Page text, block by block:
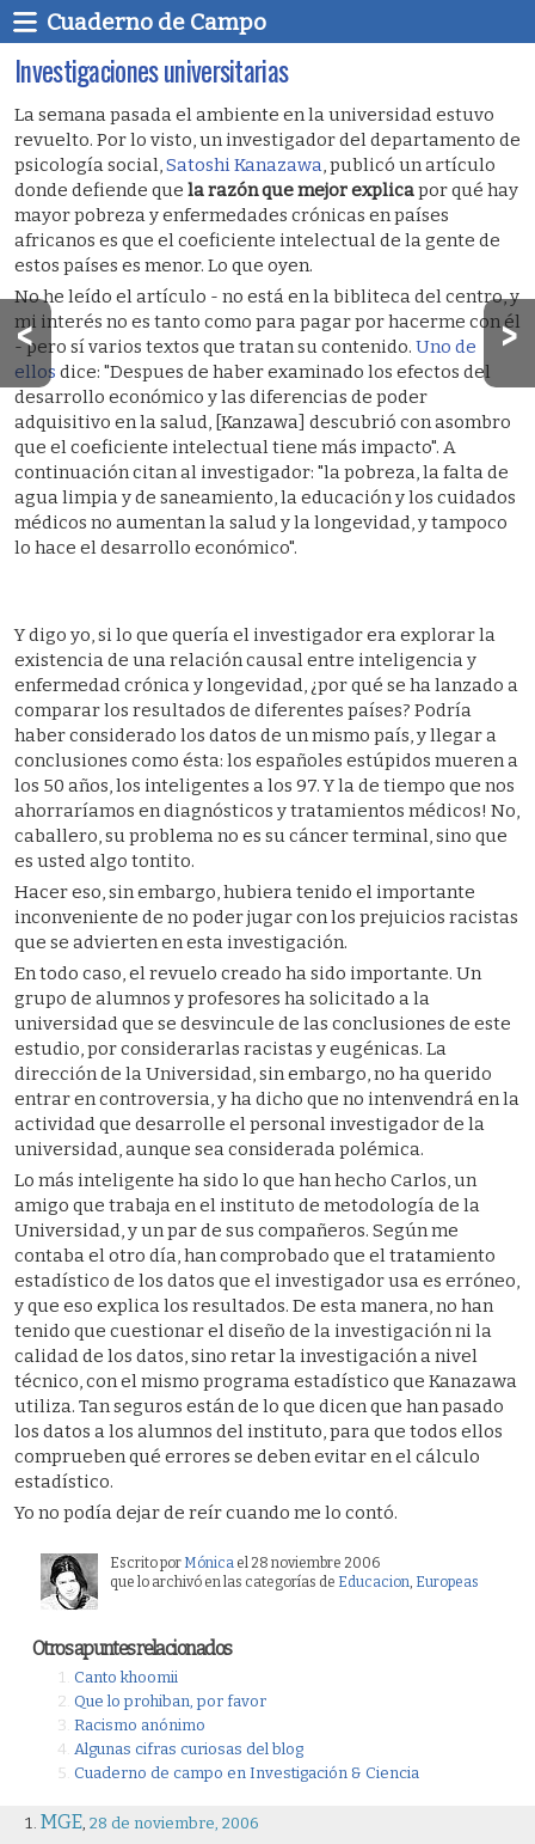
Cuaderno de Campo
Investigaciones universitarias
La semana pasada el ambiente en la universidad estuvo
revuelto. Por lo visto, un investigador del departamento de
psicología social,Satoshi Kanazawa, publicó un artículo
donde defiende que la razón que mejor explicapor qué hay
mayor pobreza y enfermedades crónicas en países
africanos es que el coeficiente intelectual de la gente de
estos países es menor. Lo que oyen.
No he leído el artículo - no está en la bibliteca del centro, y
mi interés no es tanto como para pagar por hacerme con él
- pero sí varios textos que tratan su contenido. Uno de
ellos dice: "Despues de haber examinado los efectos del
desarrollo económico y las diferencias de poder
adquisitivo en la salud, [Kanzawa] descubrió con asombro
que el coeficiente intelectual tiene más impacto". A
continuación citan al investigador: "la pobreza, la falta de
agua limpia y de saneamiento, la educación y los cuidados
médicos no aumentan la salud y la longevidad, y tampoco
lo hace el desarrollo económico".
Y digo yo, si lo que quería el investigador era explorar la
existencia de una relación causal entre inteligencia y
enfermedad crónica y longevidad, ¿por qué se ha lanzado a
comparar los resultados de diferentes países? Podría
haber considerado los datos de un mismo país, y llegar a
conclusiones como ésta: los españoles estúpidos mueren a
los 50 años, los inteligentes a los 97. Y la de tiempo que nos
ahorraríamos en diagnósticos y tratamientos médicos! No,
caballero, su problema no es su cáncer terminal, sino que
es usted algo tontito.
Hacer eso, sin embargo, hubiera tenido el importante
inconveniente de no poder jugar con los prejuicios racistas
que se advierten en esta investigación.
En todo caso, el revuelo creado ha sido importante. Un
grupo de alumnos y profesores ha solicitado a la
universidad que se desvincule de las conclusiones de este
estudio, por considerarlas racistas y eugénicas. La
dirección de la Universidad, sin embargo, no ha querido
entrar en controversia, y ha dicho que no intenvendrá en la
actividad que desarrolle el personal investigador de la
universidad, aunque sea considerada polémica.
Lo más inteligente ha sido lo que han hecho Carlos, un
amigo que trabaja en el instituto de metodología de la
Universidad, y un par de sus compañeros. Según me
contaba el otro día, han comprobado que el tratamiento
estadístico de los datos que el investigador usa es erróneo,
y que eso explica los resultados. De esta manera, no han
tenido que cuestionar el diseño de la investigación ni la
calidad de los datos, sino retar la investigación a nivel
técnico, con el mismo programa estadístico que Kanazawa
utiliza. Tan seguros están de lo que dicen que han pasado
los datos a los alumnos del instituto, para que todos ellos
comprueben qué errores se deben evitar en el cálculo
estadístico.
Yo no podía dejar de reír cuando me lo contó.
Escrito por Mónica el 28 noviembre 2006
que lo archivó en las categorías de Educacion, Europeas
Otros apuntes relacionados
Canto khoomii
Que lo prohiban, por favor
Racismo anónimo
Algunas cifras curiosas del blog
Cuaderno de campo en Investigación & Ciencia
MGE, 28 de noviembre, 2006